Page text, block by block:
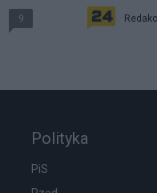
9
Polityka
PiS